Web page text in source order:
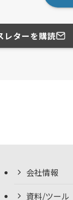
レターを購読
会社情報
資料/ツール